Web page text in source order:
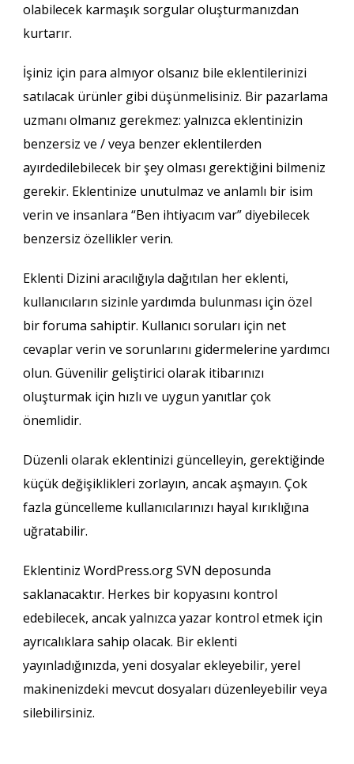
olabilecek karmaşık sorgular oluşturmanızdan
kurtarır.
İşiniz için para almıyor olsanız bile eklentilerinizi
satılacak ürünler gibi düşünmelisiniz. Bir pazarlama
uzmanı olmanız gerekmez: yalnızca eklentinizin
benzersiz ve / veya benzer eklentilerden
ayırdedilebilecek bir şey olması gerektiğini bilmeniz
gerekir. Eklentinize unutulmaz ve anlamlı bir isim
verin ve insanlara “Ben ihtiyacım var” diyebilecek
benzersiz özellikler verin.
Eklenti Dizini aracılığıyla dağıtılan her eklenti,
kullanıcıların sizinle yardımda bulunması için özel
bir foruma sahiptir. Kullanıcı soruları için net
cevaplar verin ve sorunlarını gidermelerine yardımcı
olun. Güvenilir geliştirici olarak itibarınızı
oluşturmak için hızlı ve uygun yanıtlar çok
önemlidir.
Düzenli olarak eklentinizi güncelleyin, gerektiğinde
küçük değişiklikleri zorlayın, ancak aşmayın. Çok
fazla güncelleme kullanıcılarınızı hayal kırıklığına
uğratabilir.
Eklentiniz WordPress.org SVN deposunda
saklanacaktır. Herkes bir kopyasını kontrol
edebilecek, ancak yalnızca yazar kontrol etmek için
ayrıcalıklara sahip olacak. Bir eklenti
yayınladığınızda, yeni dosyalar ekleyebilir, yerel
makinenizdeki mevcut dosyaları düzenleyebilir veya
silebilirsiniz.